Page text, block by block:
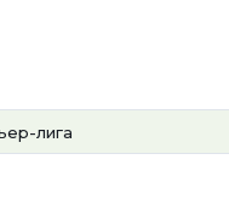
лига